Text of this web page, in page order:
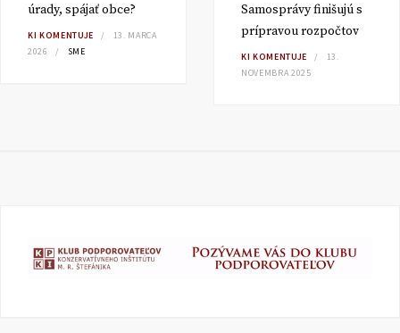
úrady, spájať obce?
KI KOMENTUJE
13. MARCA
2026
SME
Samosprávy finišujú s
prípravou rozpočtov
KI KOMENTUJE
13.
NOVEMBRA 2025